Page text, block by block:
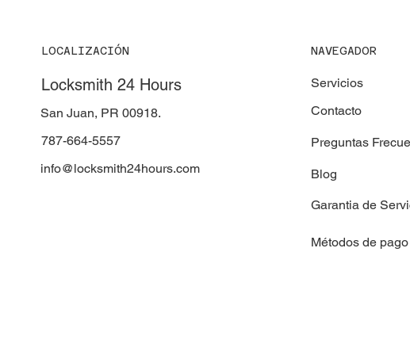
LOCALIZACIÓN
Locksmith 24 Hours
San Juan, PR 00918.
787-664-5557
info@locksmith24hours.com
NAVEGADOR
Servicios
Contacto
Preguntas
Blog
Garantia de
Métodos de pago